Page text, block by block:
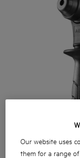
Our website uses
them for a range